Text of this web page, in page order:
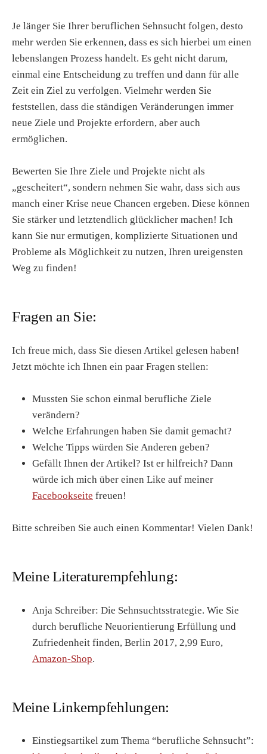
Je länger Sie Ihrer beruflichen Sehnsucht folgen, desto
mehr werden Sie erkennen, dass es sich hierbei um einen
lebenslangen Prozess handelt. Es geht nicht darum,
einmal eine Entscheidung zu treffen und dann für alle
Zeit ein Ziel zu verfolgen. Vielmehr werden Sie
feststellen, dass die ständigen Veränderungen immer
neue Ziele und Projekte erfordern, aber auch
ermöglichen.
Bewerten Sie Ihre Ziele und Projekte nicht als
„gescheitert“, sondern nehmen Sie wahr, dass sich aus
manch einer Krise neue Chancen ergeben. Diese können
Sie stärker und letztendlich glücklicher machen! Ich
kann Sie nur ermutigen, komplizierte Situationen und
Probleme als Möglichkeit zu nutzen, Ihren ureigensten
Weg zu finden!
Fragen an Sie:
Ich freue mich, dass Sie diesen Artikel gelesen haben!
Jetzt möchte ich Ihnen ein paar Fragen stellen:
Mussten Sie schon einmal berufliche Ziele
verändern?
Welche Erfahrungen haben Sie damit gemacht?
Welche Tipps würden Sie Anderen geben?
Gefällt Ihnen der Artikel? Ist er hilfreich? Dann
würde ich mich über einen Like auf meiner
Facebookseite freuen!
Bitte schreiben Sie auch einen Kommentar! Vielen Dank!
Meine Literaturempfehlung:
Anja Schreiber: Die Sehnsuchtsstrategie. Wie Sie
durch berufliche Neuorientierung Erfüllung und
Zufriedenheit finden, Berlin 2017, 2,99 Euro,
Amazon-Shop.
Meine Linkempfehlungen:
Einstiegsartikel zum Thema “berufliche Sehnsucht”: